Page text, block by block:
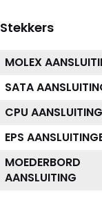
Stekkers
MOLEX
SATA
CPU
EPS
MOEDERBORD
AANSLUITING